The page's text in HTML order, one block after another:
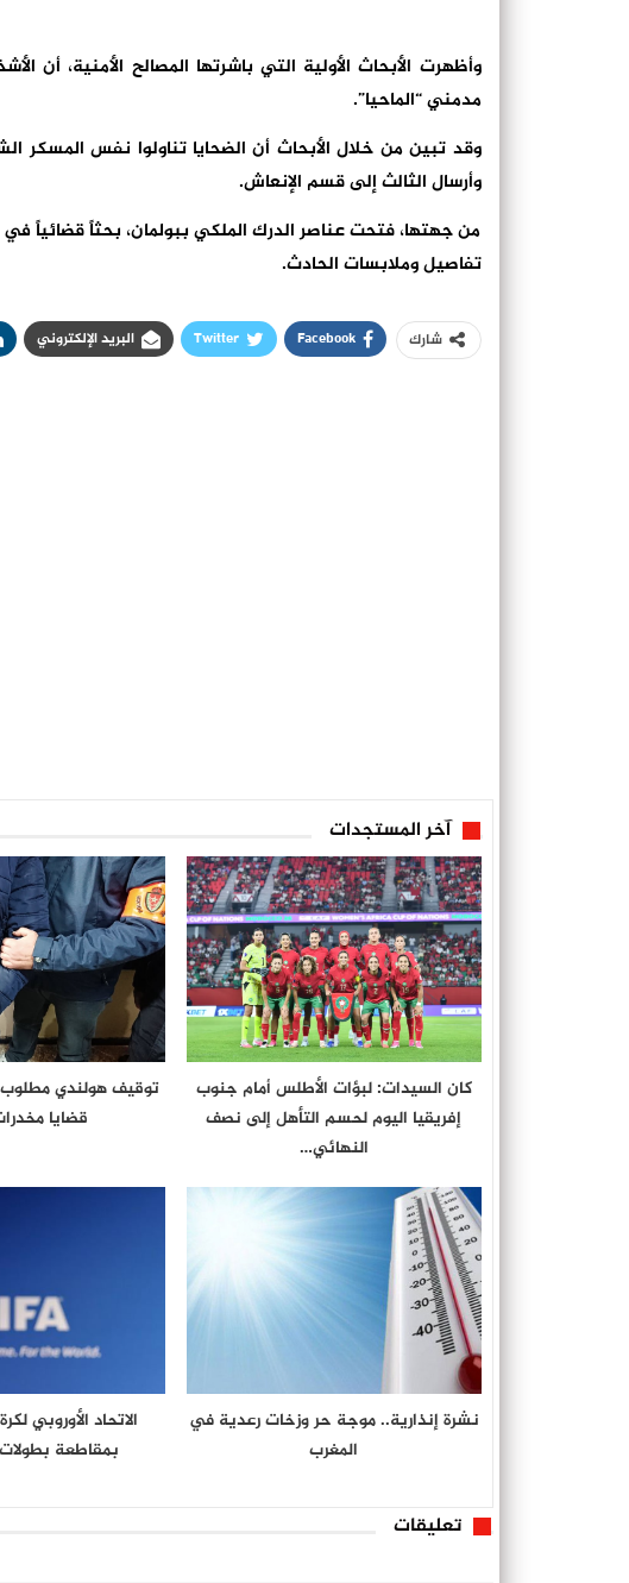
مدمني “الماحيا”.
وقد تبين من خلال الأبحاث أن الضحايا تناولوا نفس
وأرسال الثالث إلى قسم الإنعاش.
من جهتها، فتحت عناصر الدرك الملكي ببولمان، بحثاً قضائياً
تفاصيل وملابسات الحادث.
شارك Facebook
Twitter البريد الإلكتروني
آخر المستجدات
كان السيدات: لبؤات الأطلس أمام جنوب
إفريقيا اليوم لحسم التأهل إلى نصف
النهائي…
توقيف هولندي
قضايا
نشرة إنذارية.. موجة حر وزخات رعدية في
المغرب
الاتحاد الأوروبي
بمقاطعة
تعليقات